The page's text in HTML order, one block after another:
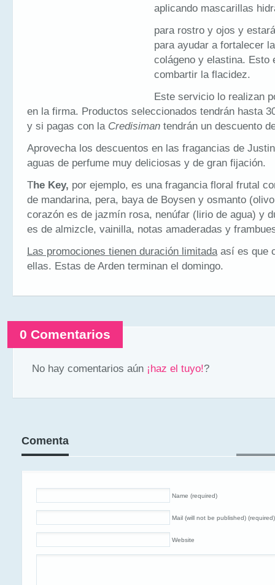
aplicando mascarillas
para rostro y ojos y
para ayudar a fortalecer
colágeno y elastina. Esto
combartir la flacidez.
Este servicio lo realizan
en la firma. Productos seleccionados tendrán hasta
y si pagas con la Credisiman tendrán un descuento
Aprovecha los descuentos en las fragancias de
aguas de perfume muy deliciosas y de gran fijación.
The Key, por ejemplo, es una fragancia floral frutal
de mandarina, pera, baya de Boysen y osmanto
corazón es de jazmín rosa, nenúfar (lirio de agua) y
es de almizcle, vainilla, notas amaderadas y
Las promociones tienen duración limitadaasí es que
ellas. Estas de Arden terminan el domingo.
0 Comentarios
No hay comentarios aún ¡haz el tuyo!?
Comenta
Name (required)
Mail (will not be published) (required)
Website